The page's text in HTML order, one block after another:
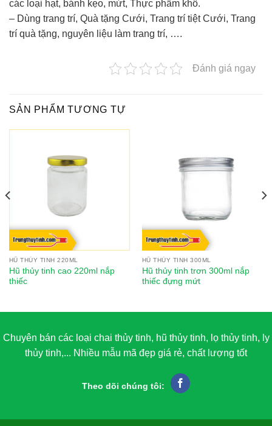
các loại hạt, bánh kẹo, mứt, Thực phẩm khô.
– Dùng trang trí, Quà tặng Cưới, Trang trí tiệt Cưới, Trang
trí quà tặng, nguyên liệu làm trang trí, ….
Đánh giá ngay
SẢN PHẨM TƯƠNG TỰ
HŨ THỦY TINH 220ML
Hũ thủy tinh cao 220ml nắp
thiếc
HŨ THỦY TINH 300ML
Hũ thủy tinh trơn 300ml nắp
thiếc đựng mứt
Chuyên bán các loại chai thủy tinh, hũ thủy tinh, lọ thủy tinh, ly
thủy tinh,... Nhiều mẫu mã đẹp giá rẻ, chất lượng tốt
Theo dõi chúng tôi: